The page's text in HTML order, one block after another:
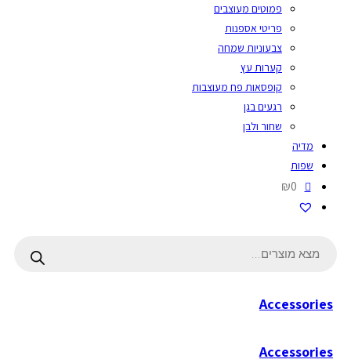
פמוטים מעוצבים
פריטי אספנות
צבעוניות שמחה
קערות עץ
קופסאות פח מעוצבות
רגעים בגן
שחור ולבן
מדיה
שפות
₪0
search
Accessories
Accessories